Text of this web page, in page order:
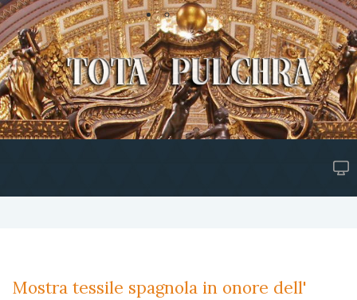
Mostra tessile spagnola in onore dell'